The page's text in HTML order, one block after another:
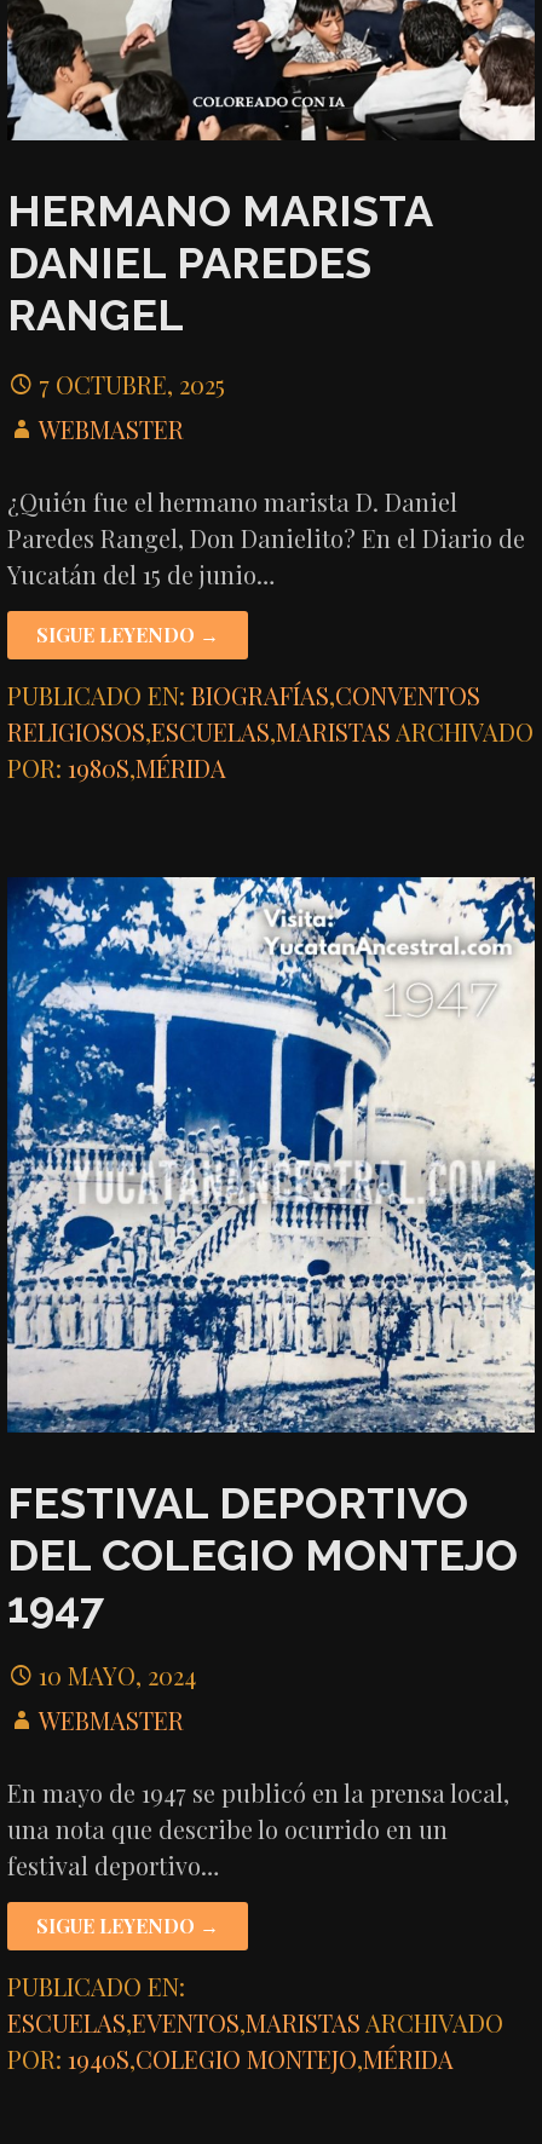
HERMANO MARISTA
DANIEL PAREDES
RANGEL
7 OCTUBRE, 2025
WEBMASTER
¿Quién fue el hermano marista D. Daniel
Paredes Rangel, Don Danielito? En el Diario de
Yucatán del 15 de junio…
SIGUE LEYENDO →
PUBLICADO EN:BIOGRAFÍAS,CONVENTOS
RELIGIOSOS,ESCUELAS,MARISTAS ARCHIVADO
POR:1980S,MÉRIDA
FESTIVAL DEPORTIVO
DEL COLEGIO MONTEJO
1947
10 MAYO, 2024
WEBMASTER
En mayo de 1947 se publicó en la prensa local,
una nota que describe lo ocurrido en un
festival deportivo…
SIGUE LEYENDO →
PUBLICADO EN:
ESCUELAS,EVENTOS,MARISTAS ARCHIVADO
POR:1940S,COLEGIO MONTEJO,MÉRIDA